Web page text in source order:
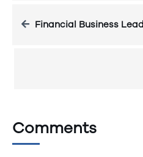
Financial Business
Comments